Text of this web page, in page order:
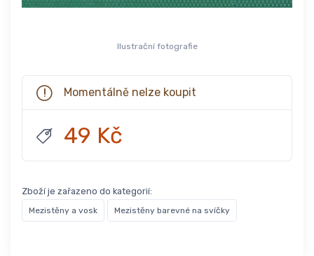
Ilustrační fotografie
Momentálně nelze koupit
49 Kč
Zboží je zařazeno do kategorií:
Mezistěny a vosk Mezistěny barevné na svíčky